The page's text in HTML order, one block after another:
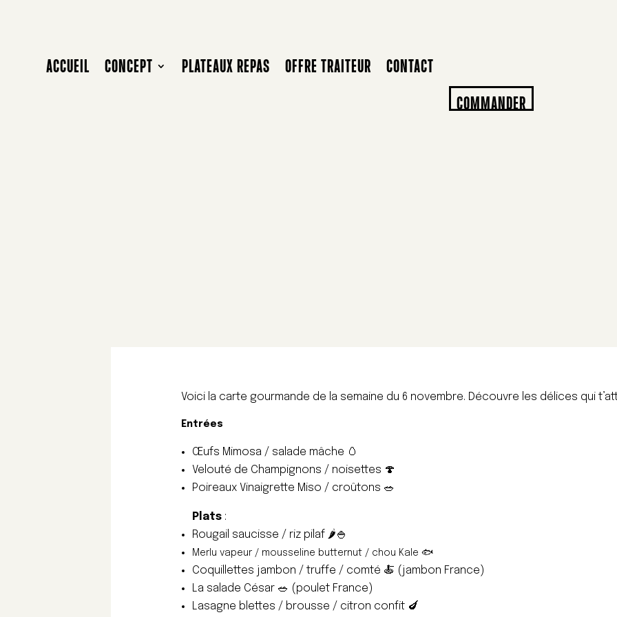
ACCUEIL CONCEPT PLATEAUX REPAS OFFRE TRAITEUR
CONTACT
COMMANDER
Voici la carte gourmande de la semaine du 6 novembre. Découvre les délices qui
Entrées
Œufs Mimosa / salade mâche 🥚
Velouté de Champignons / noisettes 🍄
Poireaux Vinaigrette Miso / croûtons 🥗
Plats :
Rougail saucisse / riz pilaf 🌶️🍚
Merlu vapeur / mousseline butternut / chou Kale 🐟
Coquillettes jambon / truffe / comté 🍝 (jambon France)
La salade César 🥗 (poulet France)
Lasagne blettes / brousse / citron confit 🍆